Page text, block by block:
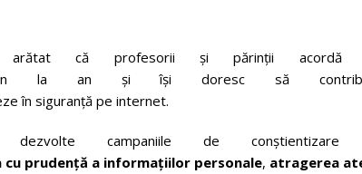
că profesorii și părinții acordă
la an și își doresc să
în siguranță pe internet.
campaniile de conștientizare
cu prudență a informațiilor personale, atragerea